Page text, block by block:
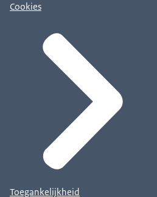
Cookies
Toegankelijkheid